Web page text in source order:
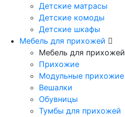
Детские матрасы
Детские комоды
Детские шкафы
Мебель для прихожей
Мебель для прихожей
Прихожие
Модульные прихожие
Вешалки
Обувницы
Тумбы для прихожей